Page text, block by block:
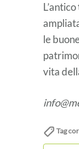
L’antico
le
vita
Tag